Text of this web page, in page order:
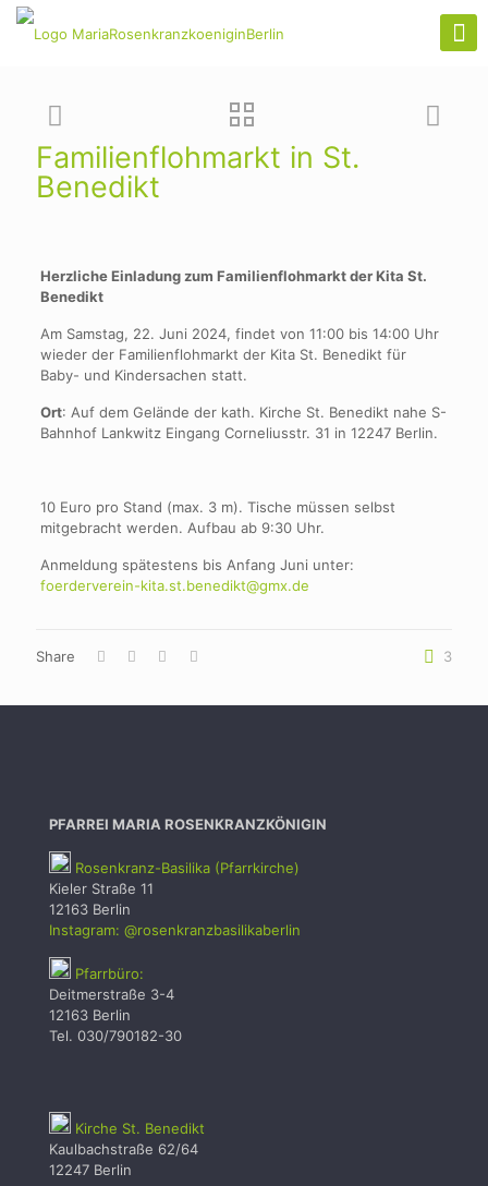
Familienflohmarkt in St.
Benedikt
Herzliche Einladung zum Familienflohmarkt der Kita St.
Benedikt
Am Samstag, 22. Juni 2024, findet von 11:00 bis 14:00 Uhr
wieder der Familienflohmarkt der Kita St. Benedikt für
Baby- und Kindersachen statt.
Ort: Auf dem Gelände der kath. Kirche St. Benedikt nahe S-
Bahnhof Lankwitz Eingang Corneliusstr. 31 in 12247 Berlin.
10 Euro pro Stand (max. 3 m). Tische müssen selbst
mitgebracht werden. Aufbau ab 9:30 Uhr.
Anmeldung spätestens bis Anfang Juni unter:
foerderverein-kita.st.benedikt@gmx.de
Share 3
PFARREI MARIA ROSENKRANZKÖNIGIN
Rosenkranz-Basilika (Pfarrkirche)
Kieler Straße 11
12163 Berlin
Instagram: @rosenkranzbasilikaberlin
Pfarrbüro:
Deitmerstraße 3-4
12163 Berlin
Tel. 030/790182-30
Kirche St. Benedikt
Kaulbachstraße 62/64
12247 Berlin